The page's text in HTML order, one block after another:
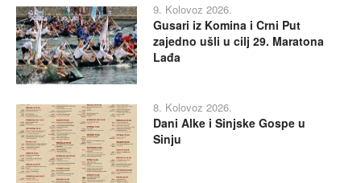
9. Kolovoz 2026.
Gusari iz Komina i Crni Put
zajedno ušli u cilj 29. Maratona
Lađa
8. Kolovoz 2026.
Dani Alke i Sinjske Gospe u
Sinju